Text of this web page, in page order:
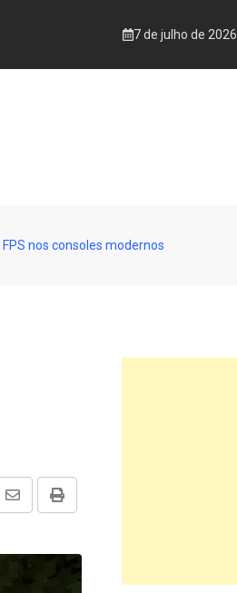
7 de julho de 2026
nos consoles modernos
Print
Share
Email